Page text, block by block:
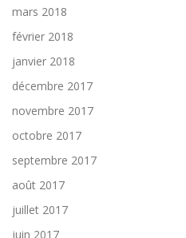
mars 2018
février 2018
janvier 2018
décembre 2017
novembre 2017
octobre 2017
septembre 2017
août 2017
juillet 2017
juin 2017